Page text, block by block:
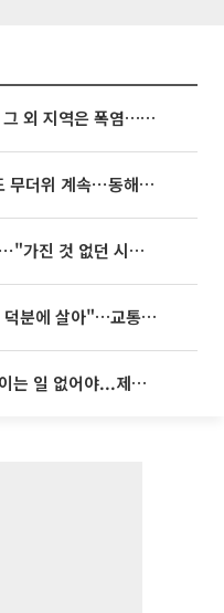
동해안은 시간당 80㎜ 폭우, 그 외 지역은 폭염…‘극과 극 날씨’
[내일 날씨] 폭염 한풀 꺾여도 무더위 계속⋯동해안 이틀 연속 비
임영웅, 어느덧 데뷔 10주년⋯"가진 것 없던 시절, 내 앞엔 20명의 팬뿐"
'굿 윌 헌팅' 배우 "기아 EV2 덕분에 살아"…교통사고 후 안전성 극찬
李대통령 “청년이 결혼 망설이는 일 없어야...제도상 불이익 조사”